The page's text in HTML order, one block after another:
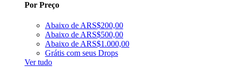
Por Preço
Abaixo de ARS$200,00
Abaixo de ARS$500,00
Abaixo de ARS$1.000,00
Grátis com seus Drops
Ver tudo